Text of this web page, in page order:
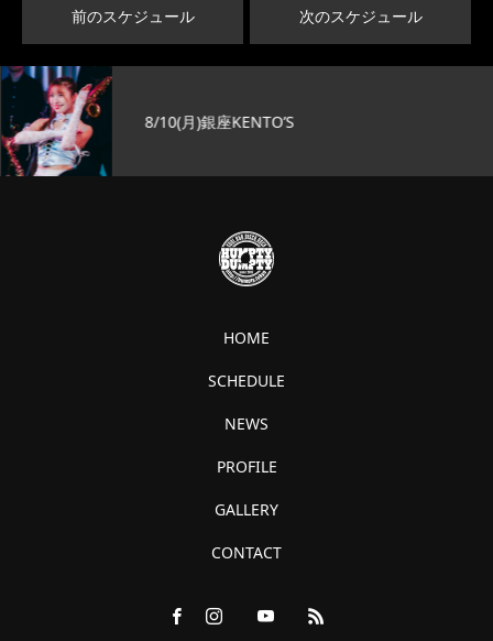
前のスケジュール 次のスケジュール
8/10(月)銀座KENTO’S
HOME
SCHEDULE
NEWS
PROFILE
GALLERY
CONTACT